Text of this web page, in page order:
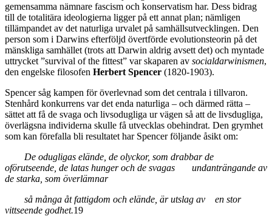
gemensamma nämnare fascism och konservatism har. Dess bidrag
till de totalitära ideologierna ligger på ett annat plan; nämligen
tillämpandet av det naturliga urvalet på samhällsutvecklingen. Den
person som i Darwins efterföljd övertförde evolutionsteorin på det
mänskliga samhället (trots att Darwin aldrig avsett det) och myntade
uttrycket ”survival of the fittest” var skaparen av socialdarwinismen,
den engelske filosofen Herbert Spencer (1820-1903).
Spencer såg kampen för överlevnad som det centrala i tillvaron.
Stenhård konkurrens var det enda naturliga – och därmed rätta –
sättet att få de svaga och livsodugliga ur vägen så att de livsdugliga,
överlägsna individerna skulle få utvecklas obehindrat. Den grymhet
som kan förefalla bli resultatet har Spencer följande åsikt om:
De odugligas elände, de olyckor, som drabbar de
oförutseende, de latas hunger och de svagas undanträngande av
de starka, som överlämnar
så många åt fattigdom och elände, är utslag av en stor
vittseende godhet.19